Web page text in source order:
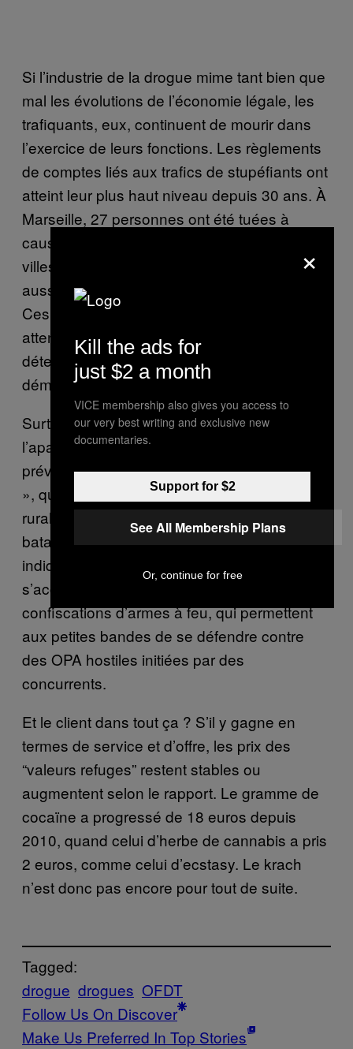
Si l’industrie de la drogue mime tant bien que
mal les évolutions de l’économie légale, les
trafiquants, eux, continuent de mourir dans
l’exercice de leurs fonctions. Les règlements
de comptes liés aux trafics de stupéfiants ont
atteint leur plus haut niveau depuis 30 ans. À
Marseille, 27 personnes ont été tuées à
cause des trafics en 2016, alors que d’autres
villes, comme Toulouse ou Lille, connaissent
aussi une escalade de la violence armée.
Ces homicides seraient dus à des conflits
attenants à l’appropriation de territoires
détenus par des groupes aujourd’hui
démantelés.
Surtout, « la violence ne semble plus être
l’apanage du trafic très organisé de “cités“ »,
prévient l’OFDT. Les « réseaux secondaires
», qui se développent notamment en zone
rurale, se livreraient aussi de violentes
batailles de terrains. Les chercheurs
indiquent que les saisies de drogue
s’accompagnent de plus en plus de
confiscations d’armes à feu, qui permettent
aux petites bandes de se défendre contre
des OPA hostiles initiées par des
concurrents.
Et le client dans tout ça ? S’il y gagne en
termes de service et d’offre, les prix des
“valeurs refuges” restent stables ou
augmentent selon le rapport. Le gramme de
cocaïne a progressé de 18 euros depuis
2010, quand celui d’herbe de cannabis a pris
2 euros, comme celui d’ecstasy. Le krach
n’est donc pas encore pour tout de suite.
Tagged:
drogue drogues OFDT
Follow Us On Discover
Make Us Preferred In Top Stories
×
Kill the ads for
just $2 a month
VICE membership also gives you access to
our very best writing and exclusive new
documentaries.
Support for $2
See All Membership Plans
Or, continue for free